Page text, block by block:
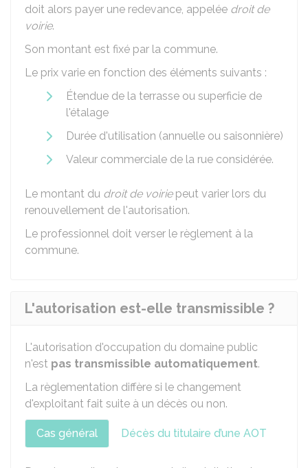
doit alors payer une redevance, appelée droit de
voirie.
Son montant est fixé par la commune.
Le prix varie en fonction des éléments suivants :
Étendue de la terrasse ou superficie de
l'étalage
Durée d'utilisation (annuelle ou saisonnière)
Valeur commerciale de la rue considérée.
Le montant du droit de voiriepeut varier lors du
renouvellement de l'autorisation.
Le professionnel doit verser le règlement à la
commune.
L'autorisation est-elle transmissible ?
L'autorisation d'occupation du domaine public
n'est pas transmissible automatiquement.
La règlementation diffère si le changement
d'exploitant fait suite à un décès ou non.
Cas général Décès du titulaire d’une AOT